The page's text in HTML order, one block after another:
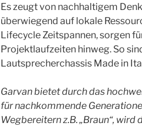
Es zeugt von nachhaltigem
überwiegend auf lokale
Lifecycle Zeitspannen, sorgen
Projektlaufzeiten hinweg. So
Lautsprecherchassis Made in
Garvan bietet durch das
für nachkommende
Wegbereitern z.B. „Braun“,